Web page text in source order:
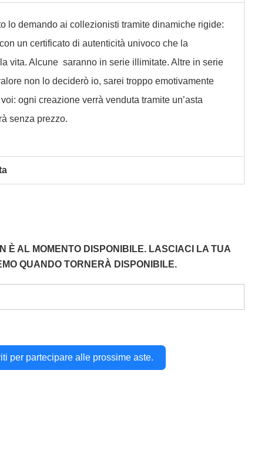
lo demando ai collezionisti tramite dinamiche rigide:
un certificato di autenticità univoco che la
vita. Alcune saranno in serie illimitate. Altre in serie
non lo deciderò io, sarei troppo emotivamente
ogni creazione verrà venduta tramite un’asta
senza prezzo.
È AL MOMENTO DISPONIBILE. LASCIACI LA TUA
QUANDO TORNERÀ DISPONIBILE.
per partecipare alle prossime aste.